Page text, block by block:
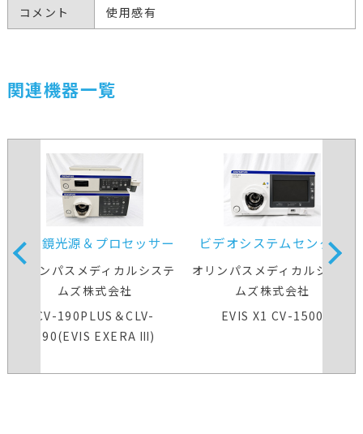
コメント 使用感有
関連機器一覧
内視鏡光源＆プロセッサー
装置
オリンパスメディカルシステ
ムズ株式会社
CV-190PLUS＆CLV-
190(EVIS EXERA Ⅲ)
ビデオシステムセンター
オリンパスメディカルシステ
ムズ株式会社
EVIS X1 CV-1500